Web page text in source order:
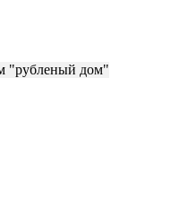
"рубленый дом"